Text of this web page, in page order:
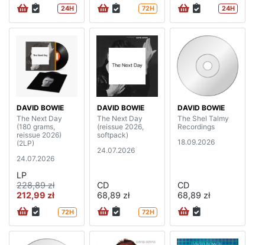
24H 72H 24H
DAVID BOWIE
The Next Day
(180 grams,
reissue 2026)
(2LP)
24.07.2026
LP
228,89 zł
212,99 zł
72H
DAVID BOWIE
The Next Day
(reissue 2026,
softpack)
24.07.2026
CD
68,89 zł
72H
DAVID BOWIE
The Shel Talmy
Recordings
18.09.2026
CD
68,89 zł